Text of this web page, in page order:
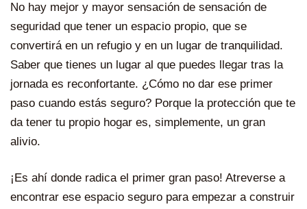
No hay mejor y mayor sensación de sensación de
seguridad que tener un espacio propio, que se
convertirá en un refugio y en un lugar de tranquilidad.
Saber que tienes un lugar al que puedes llegar tras la
jornada es reconfortante. ¿Cómo no dar ese primer
paso cuando estás seguro? Porque la protección que te
da tener tu propio hogar es, simplemente, un gran
alivio.
¡Es ahí donde radica el primer gran paso! Atreverse a
encontrar ese espacio seguro para empezar a construir